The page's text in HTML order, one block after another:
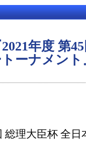
年度 第
ーナメン
総理大臣杯 全